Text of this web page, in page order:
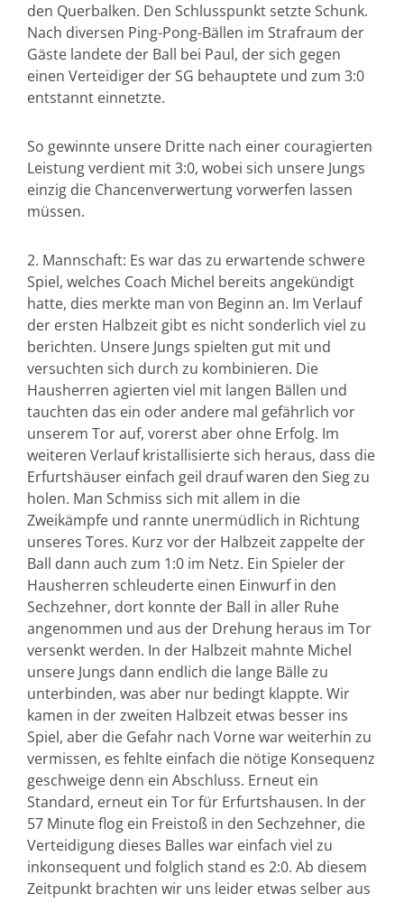
den Querbalken. Den Schlusspunkt setzte Schunk.
Nach diversen Ping-Pong-Bällen im Strafraum der
Gäste landete der Ball bei Paul, der sich gegen
einen Verteidiger der SG behauptete und zum 3:0
entstannt einnetzte.
So gewinnte unsere Dritte nach einer couragierten
Leistung verdient mit 3:0, wobei sich unsere Jungs
einzig die Chancenverwertung vorwerfen lassen
müssen.
2. Mannschaft: Es war das zu erwartende schwere
Spiel, welches Coach Michel bereits angekündigt
hatte, dies merkte man von Beginn an. Im Verlauf
der ersten Halbzeit gibt es nicht sonderlich viel zu
berichten. Unsere Jungs spielten gut mit und
versuchten sich durch zu kombinieren. Die
Hausherren agierten viel mit langen Bällen und
tauchten das ein oder andere mal gefährlich vor
unserem Tor auf, vorerst aber ohne Erfolg. Im
weiteren Verlauf kristallisierte sich heraus, dass die
Erfurtshäuser einfach geil drauf waren den Sieg zu
holen. Man Schmiss sich mit allem in die
Zweikämpfe und rannte unermüdlich in Richtung
unseres Tores. Kurz vor der Halbzeit zappelte der
Ball dann auch zum 1:0 im Netz. Ein Spieler der
Hausherren schleuderte einen Einwurf in den
Sechzehner, dort konnte der Ball in aller Ruhe
angenommen und aus der Drehung heraus im Tor
versenkt werden. In der Halbzeit mahnte Michel
unsere Jungs dann endlich die lange Bälle zu
unterbinden, was aber nur bedingt klappte. Wir
kamen in der zweiten Halbzeit etwas besser ins
Spiel, aber die Gefahr nach Vorne war weiterhin zu
vermissen, es fehlte einfach die nötige Konsequenz
geschweige denn ein Abschluss. Erneut ein
Standard, erneut ein Tor für Erfurtshausen. In der
57 Minute flog ein Freistoß in den Sechzehner, die
Verteidigung dieses Balles war einfach viel zu
inkonsequent und folglich stand es 2:0. Ab diesem
Zeitpunkt brachten wir uns leider etwas selber aus